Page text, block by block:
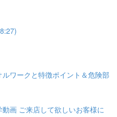
ワークと特徴ポイント＆危険部
画 ご来店して欲しいお客様に